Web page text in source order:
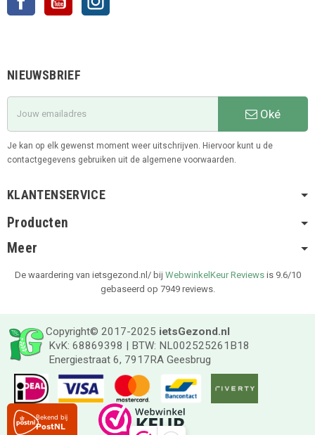
NIEUWSBRIEF
Oké
Je kan op elk gewenst moment weer uitschrijven. Hiervoor kunt u de
contactgegevens gebruiken uit de algemene voorwaarden.
KLANTENSERVICE
Producten
Meer
De waardering van ietsgezond.nl/ bij WebwinkelKeur Reviewsis 9.6/10
gebaseerd op 7949 reviews.
Copyright© 2017-2025 ietsGezond.nl
KvK: 68869398 | BTW: NL002525261B18
Energiestraat 6, 7917RA Geesbrug